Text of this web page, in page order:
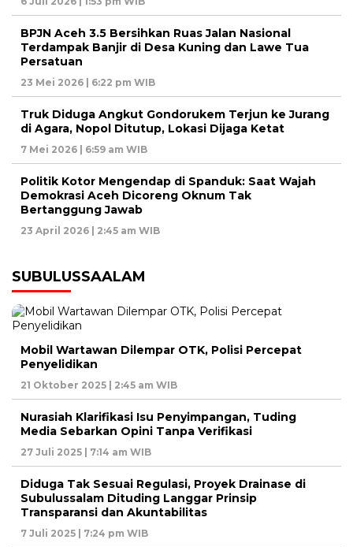
BPJN Aceh 3.5 Bersihkan Ruas Jalan Nasional
Terdampak Banjir di Desa Kuning dan Lawe Tua
Persatuan
23 Mei 2026 | 6:22 pm WIB
Truk Diduga Angkut Gondorukem Terjun ke Jurang
di Agara, Nopol Ditutup, Lokasi Dijaga Ketat
7 Mei 2026 | 6:59 am WIB
Politik Kotor Mengendap di Spanduk: Saat Wajah
Demokrasi Aceh Dicoreng Oknum Tak
Bertanggung Jawab
23 April 2026 | 2:45 am WIB
SUBULUSSAALAM
Mobil Wartawan Dilempar OTK, Polisi Percepat
Penyelidikan
21 Oktober 2025 | 2:45 am WIB
Nurasiah Klarifikasi Isu Penyimpangan, Tuding
Media Sebarkan Opini Tanpa Verifikasi
27 Juli 2025 | 7:14 am WIB
Diduga Tak Sesuai Regulasi, Proyek Drainase di
Subulussalam Dituding Langgar Prinsip
Transparansi dan Akuntabilitas
7 Juli 2025 | 7:24 pm WIB